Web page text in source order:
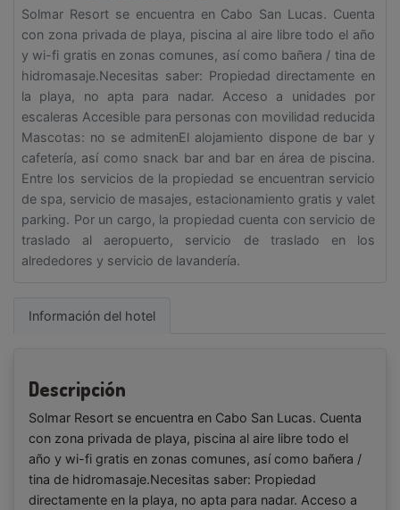
Solmar Resort se encuentra en Cabo San Lucas. Cuenta
con zona privada de playa, piscina al aire libre todo el año
y wi-fi gratis en zonas comunes, así como bañera / tina de
hidromasaje.Necesitas saber: Propiedad directamente en
la playa, no apta para nadar. Acceso a unidades por
escaleras Accesible para personas con movilidad reducida
Mascotas: no se admitenEl alojamiento dispone de bar y
cafetería, así como snack bar and bar en área de piscina.
Entre los servicios de la propiedad se encuentran servicio
de spa, servicio de masajes, estacionamiento gratis y valet
parking. Por un cargo, la propiedad cuenta con servicio de
traslado al aeropuerto, servicio de traslado en los
alrededores y servicio de lavandería.
Información del hotel
Descripción
Solmar Resort se encuentra en Cabo San Lucas. Cuenta
con zona privada de playa, piscina al aire libre todo el
año y wi-fi gratis en zonas comunes, así como bañera /
tina de hidromasaje.Necesitas saber: Propiedad
directamente en la playa, no apta para nadar. Acceso a